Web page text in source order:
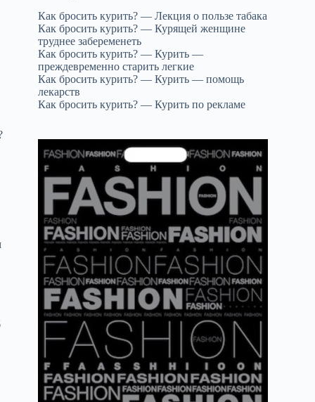
Как бросить курить? — Лекция о пользе табака
Как бросить курить? — Курящей женщине
труднее забеременеть
Как бросить курить? — Курить —
преждевременно старить легкие
Как бросить курить? — Курить — помощь
лекарств
Как бросить курить? — Курить по рекламе